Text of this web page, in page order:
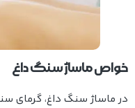
خواص ماساژ سنگ داغ
در ماساژ سنگ داغ، گرمای